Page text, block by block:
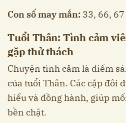
Con số may mắn: 33, 66, 67
Tuổi Thân: Tình cảm
gặp thử thách
Chuyện tình cảm là điểm
của tuổi Thân. Các cặp đôi
hiểu và đồng hành, giúp
bền chặt.